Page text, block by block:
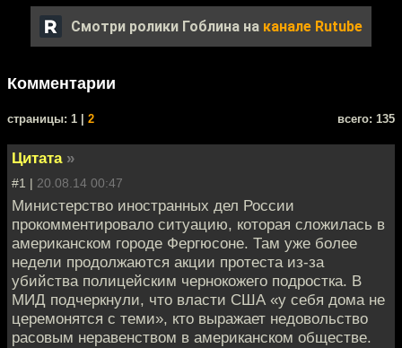
Смотри ролики Гоблина на канале Rutube
Комментарии
cтраницы: 1 | 2 всего: 135
Цитата »
#1 | 20.08.14 00:47
Министерство иностранных дел России
прокомментировало ситуацию, которая сложилась в
американском городе Фергюсоне. Там уже более
недели продолжаются акции протеста из-за
убийства полицейским чернокожего подростка. В
МИД подчеркнули, что власти США «у себя дома не
церемонятся с теми», кто выражает недовольство
расовым неравенством в американском обществе.